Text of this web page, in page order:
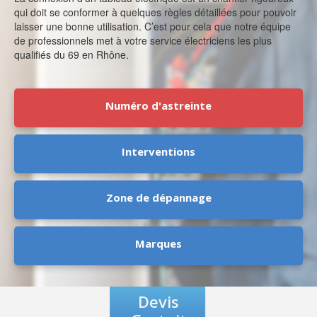
qui doit se conformer à quelques règles détaillées pour pouvoir
laisser une bonne utilisation. C’est pour cela que notre équipe
de professionnels met à votre service électriciens les plus
qualifiés du 69 en Rhône.
Numéro d'astreinte
Interventions
Zone de dépannage
Marques
Devis